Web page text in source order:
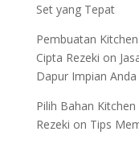
Set yang Tepat
Pembuatan
Cipta Rezeki on
Dapur Impian Anda
Pilih Bahan
Rezeki on Tips